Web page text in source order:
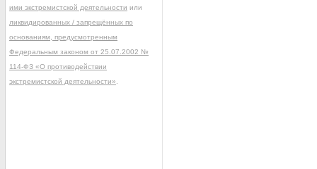
ими экстремистской деятельности или
ликвидированных / запрещённых по
основаниям, предусмотренным
Федеральным законом от 25.07.2002 №
114-ФЗ «О противодействии
экстремистской деятельности»